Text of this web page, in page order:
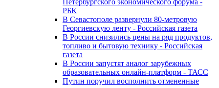
Петербургского экономического форума -
РБК
В Севастополе развернули 80-метровую
Георгиевскую ленту - Российская газета
В России снизились цены на ряд продуктов,
топливо и бытовую технику - Российская
газета
В России запустят аналог зарубежных
образовательных онлайн-платформ - ТАСС
Путин поручил восполнить отмененные